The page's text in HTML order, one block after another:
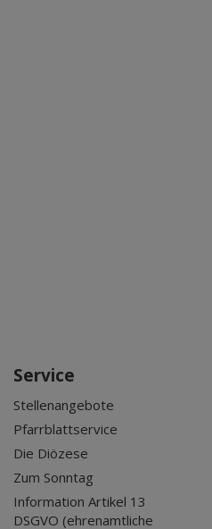
Service
Stellenangebote
Pfarrblattservice
Die Diözese
Zum Sonntag
Information Artikel 13
DSGVO (ehrenamtliche